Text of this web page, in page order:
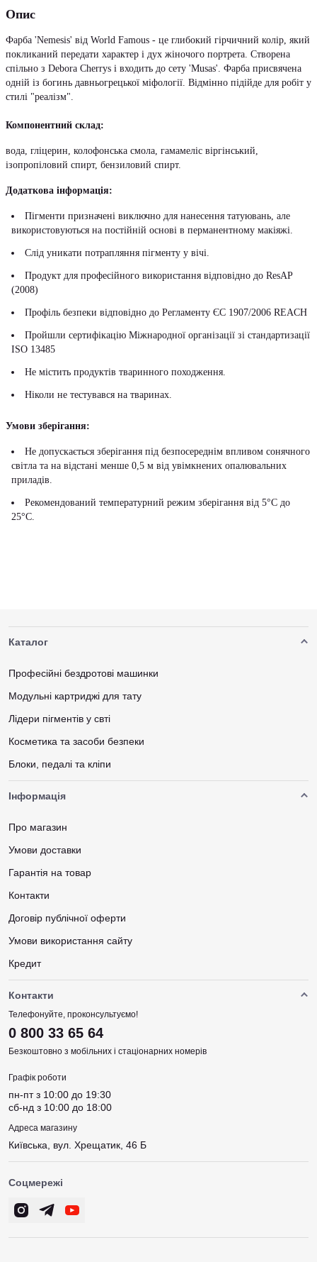
Опис
Фарба 'Nemesis' від World Famous - це глибокий гірчичний колір, який
покликаний передати характер і дух жіночого портрета. Створена
спільно з Debora Cherrys і входить до сету 'Musas'. Фарба присвячена
одній із богинь давньогрецької міфології. Відмінно підійде для робіт у
стилі "реалізм".
Компонентний склад:
вода, гліцерин, колофонська смола, гамамеліс віргінський,
ізопропіловий спирт, бензиловий спирт.
Додаткова інформація:
Пігменти призначені виключно для нанесення татуювань, але
використовуються на постійній основі в перманентному макіяжі.
Слід уникати потрапляння пігменту у вічі.
Продукт для професійного використання відповідно до ResAP
(2008)
Профіль безпеки відповідно до Регламенту ЄС 1907/2006 REACH
Пройшли сертифікацію Міжнародної організації зі стандартизації
ISO 13485
Не містить продуктів тваринного походження.
Ніколи не тестувався на тваринах.
Умови зберігання:
Не допускається зберігання під безпосереднім впливом сонячного
світла та на відстані менше 0,5 м від увімкнених опалювальних
приладів.
Рекомендований температурний режим зберігання від 5°С до
25°С.
Каталог
Професійні бездротові машинки
Модульні картриджі для тату
Лідери пігментів у свті
Косметика та засоби безпеки
Блоки, педалі та кліпи
Інформація
Про магазин
Умови доставки
Гарантія на товар
Контакти
Договір публічної оферти
Умови використання сайту
Кредит
Контакти
Телефонуйте, проконсультуємо!
0 800 33 65 64
Безкоштовно з мобільних і стаціонарних номерів
Графік роботи
пн-пт з 10:00 до 19:30
сб-нд з 10:00 до 18:00
Адреса магазину
Київська, вул. Хрещатик, 46 Б
Соцмережі